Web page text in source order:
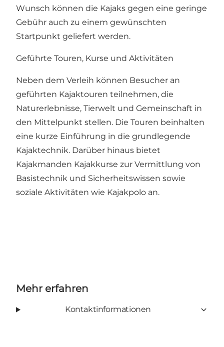
Wunsch können die Kajaks gegen eine geringe
Gebühr auch zu einem gewünschten
Startpunkt geliefert werden.
Geführte Touren, Kurse und Aktivitäten
Neben dem Verleih können Besucher an
geführten Kajaktouren teilnehmen, die
Naturerlebnisse, Tierwelt und Gemeinschaft in
den Mittelpunkt stellen. Die Touren beinhalten
eine kurze Einführung in die grundlegende
Kajaktechnik. Darüber hinaus bietet
Kajakmanden Kajakkurse zur Vermittlung von
Basistechnik und Sicherheitswissen sowie
soziale Aktivitäten wie Kajakpolo an.
Mehr erfahren
Kontaktinformationen